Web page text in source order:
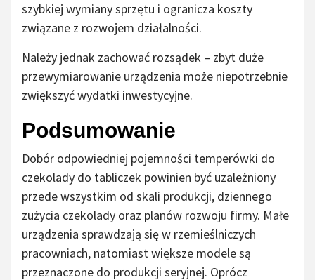
szybkiej wymiany sprzętu i ogranicza koszty
związane z rozwojem działalności.
Należy jednak zachować rozsądek – zbyt duże
przewymiarowanie urządzenia może niepotrzebnie
zwiększyć wydatki inwestycyjne.
Podsumowanie
Dobór odpowiedniej pojemności temperówki do
czekolady do tabliczek powinien być uzależniony
przede wszystkim od skali produkcji, dziennego
zużycia czekolady oraz planów rozwoju firmy. Małe
urządzenia sprawdzają się w rzemieślniczych
pracowniach, natomiast większe modele są
przeznaczone do produkcji seryjnej. Oprócz